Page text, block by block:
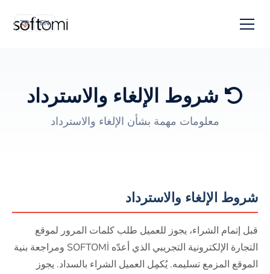
TR EN
شروط الإلغاء والاسترداد
معلومات مهمة بشأن الإلغاء والاسترداد
شروط الإلغاء والاسترداد
قبل إتمام الشراء، يجوز للعميل طلب كلمات المرور لموقع
التجارة الإلكترونية التجريبي الذي أعدّه SOFTOMİ ومراجعة بنية
الموقع المزمع تسليمه. يُكمِل العميل الشراء بالسداد. يجوز